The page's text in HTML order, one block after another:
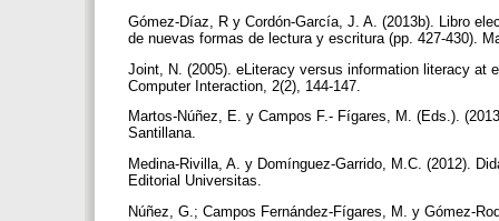
Gómez-Díaz, R y Cordón-García, J. A. (2013b). Libro
de nuevas formas de lectura y escritura (pp. 427-430).
Joint, N. (2005). eLiteracy versus information literacy at
Computer Interaction, 2(2), 144-147.
Martos-Núñez, E. y Campos F.- Fígares, M. (Eds.).
Santillana.
Medina-Rivilla, A. y Domínguez-Garrido, M.C. (2012).
Editorial Universitas.
Núñez, G.; Campos Fernández-Fígares, M. y ‎Gómez-